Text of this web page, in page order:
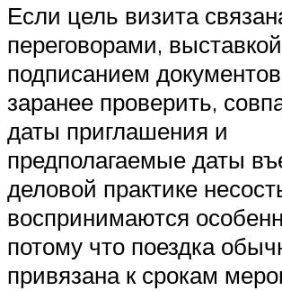
Если цель визита
переговорами,
подписанием
заранее проверить,
даты приглашения и
предполагаемые даты
деловой практике
воспринимаются
потому что поездка
привязана к срокам